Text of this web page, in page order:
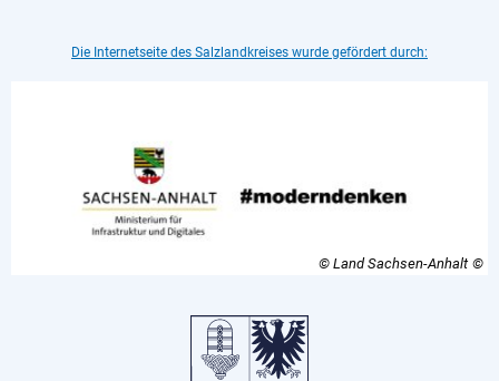
Die Internetseite des Salzlandkreises wurde gefördert durch:
© Land Sachsen-Anhalt